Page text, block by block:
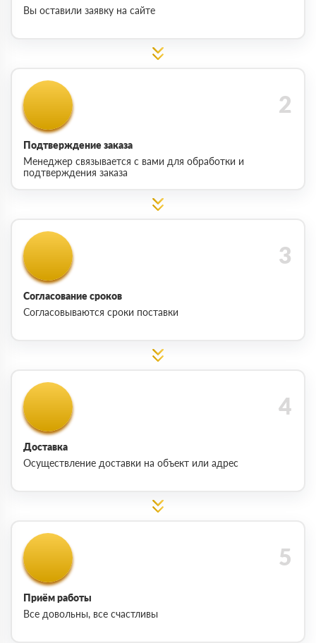
Вы оставили заявку на сайте
Подтверждение заказа
Менеджер связывается с вами для обработки и
подтверждения заказа
Согласование сроков
Согласовываются сроки поставки
Доставка
Осуществление доставки на объект или адрес
Приём работы
Все довольны, все счастливы